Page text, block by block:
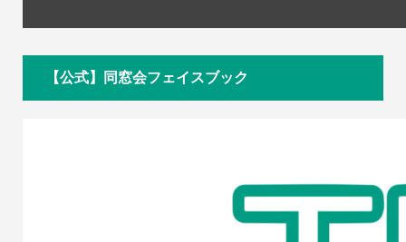
【公式】同窓会フェイスブック